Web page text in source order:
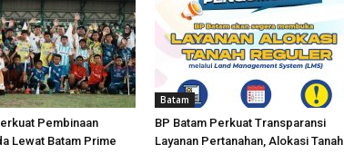
Pembinaan
Lewat Batam Prime
Batam
BP Batam Perkuat Transparansi
Layanan Pertanahan, Alokasi Tanah